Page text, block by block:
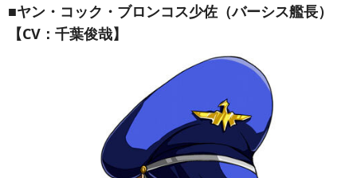
■ヤン・コック・ブロンコス少佐（バーシス艦長）
【CV：千葉俊哉】